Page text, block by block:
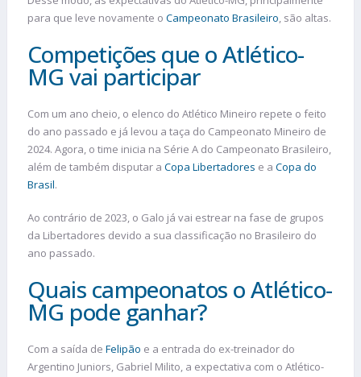
para que leve novamente o Campeonato Brasileiro, são altas.
Competições que o Atlético-
MG vai participar
Com um ano cheio, o elenco do Atlético Mineiro repete o feito
do ano passado e já levou a taça do Campeonato Mineiro de
2024. Agora, o time inicia na Série A do Campeonato Brasileiro,
além de também disputar a Copa Libertadores e a Copa do
Brasil.
Ao contrário de 2023, o Galo já vai estrear na fase de grupos
da Libertadores devido a sua classificação no Brasileiro do
ano passado.
Quais campeonatos o Atlético-
MG pode ganhar?
Com a saída de Felipão e a entrada do ex-treinador do
Argentino Juniors, Gabriel Milito, a expectativa com o Atlético-